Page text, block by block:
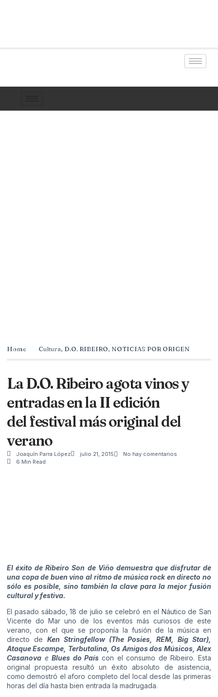
Home Cultura, D.O. RIBEIRO, NOTICIAS POR ORIGEN
La D.O. Ribeiro agota vinos y
entradas en la II edición
del festival más original del
verano
Joaquín Parra López julio 21, 2015
No hay comentarios
6 Min Read
El éxito de Ribeiro Son de Viño demuestra que disfrutar de
una copa de buen vino al ritmo de música rock en directo no
sólo es posible, sino también la clave para la mejor fusión
cultural y festiva.
El pasado sábado, 18 de julio se celebró en el Náutico de San
Vicente do Mar uno de los eventos más curiosos de este
verano, con el que se proponía la fusión de la música en
directo de Ken Stringfellow (The Posies, REM, Big Star),
Ataque Escampe, Terbutalina, Os Amigos dos Músicos, Alex
Casanova eBlues do Paíscon el consumo de Ribeiro. Esta
original propuesta resultó un éxito absoluto de asistencia,
como demostró el aforo completo del local desde las primeras
horas del día hasta bien entrada la madrugada.